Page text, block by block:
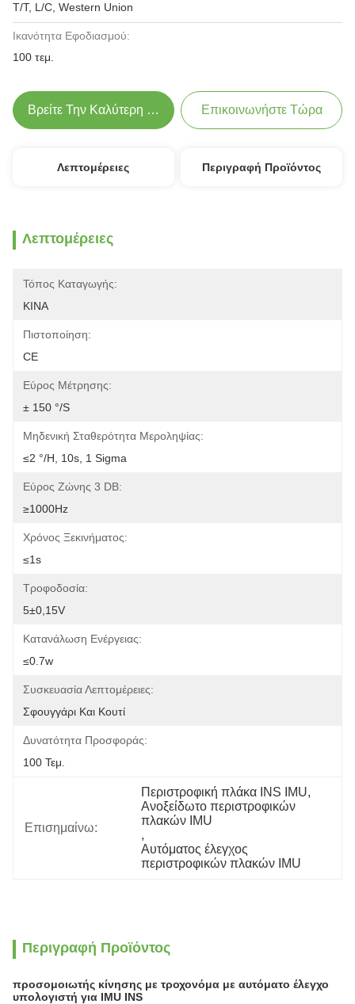
T/T, L/C, Western Union
Ικανότητα Εφοδιασμού:
100 τεμ.
Βρείτε Την Καλύτερη Τιμή Επικοινωνήστε Τώρα
Λεπτομέρειες Περιγραφή Προϊόντος
Λεπτομέρειες
Τόπος Καταγωγής:
ΚΙΝΑ
Πιστοποίηση:
CE
Εύρος Μέτρησης:
± 150 °/s
Μηδενική Σταθερότητα Μεροληψίας:
≤2 °/h, 10s, 1 Sigma
Εύρος Ζώνης 3 DB:
≥1000Hz
Χρόνος Ξεκινήματος:
≤1s
Τροφοδοσία:
5±0,15V
Κατανάλωση Ενέργειας:
≤0.7w
Συσκευασία Λεπτομέρειες:
Σφουγγάρι Και Κουτί
Δυνατότητα Προσφοράς:
100 Τεμ.
Επισημαίνω:
Περιστροφική πλάκα INS IMU,
Ανοξείδωτο περιστροφικών
πλακών IMU
,
Αυτόματος έλεγχος
περιστροφικών πλακών IMU
Περιγραφή Προϊόντος
προσομοιωτής κίνησης με τροχονόμα με αυτόματο έλεγχο
υπολογιστή για IMU INS